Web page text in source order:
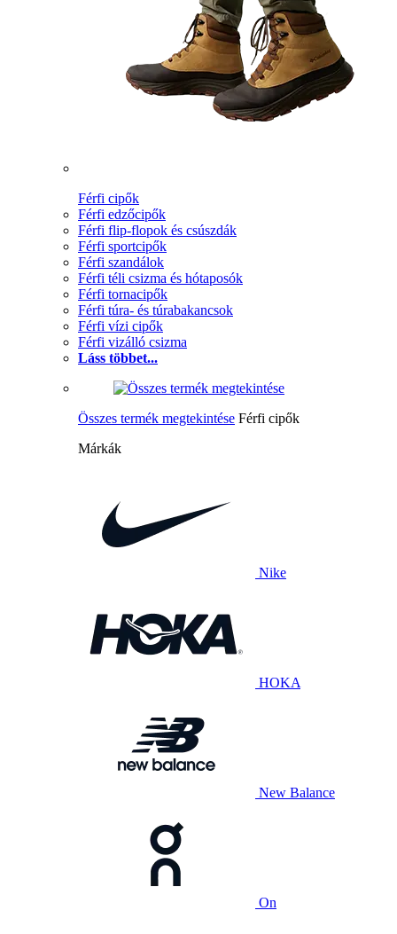
Férfi cipők
Férfi edzőcipők
Férfi flip-flopok és csúszdák
Férfi sportcipők
Férfi szandálok
Férfi téli csizma és hótaposók
Férfi tornacipők
Férfi túra- és túrabakancsok
Férfi vízi cipők
Férfi vizálló csizma
Láss többet...
Összes termék megtekintése Férfi cipők
Márkák
Nike
HOKA
New Balance
On